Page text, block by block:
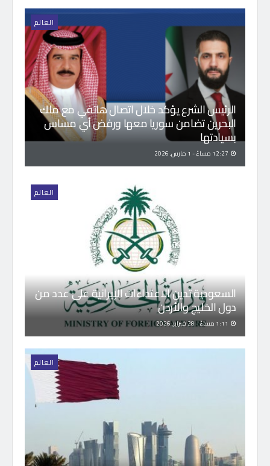
العالم
الرئيس الشرع يؤكد خلال اتصال هاتفي مع ملك
البحرين تضامن سوريا معها ورفض أي مساس
بسيادتها
العالم
السعودية تدين الاعتداءات الإيرانية على عدد من
دول الخليج والأردن
العالم